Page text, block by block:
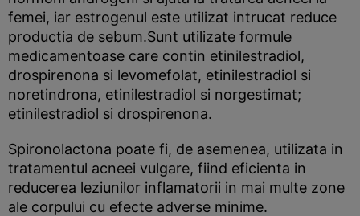
femei, iar estrogenul este utilizat intrucat reduce
productia de sebum.Sunt utilizate formule
medicamentoase care contin etinilestradiol,
drospirenona si levomefolat, etinilestradiol si
noretindrona, etinilestradiol si norgestimat;
etinilestradiol si drospirenona.
Spironolactona poate fi, de asemenea, utilizata in
tratamentul acneei vulgare, fiind eficienta in
reducerea leziunilor inflamatorii in mai multe zone
ale corpului cu efecte adverse minime.